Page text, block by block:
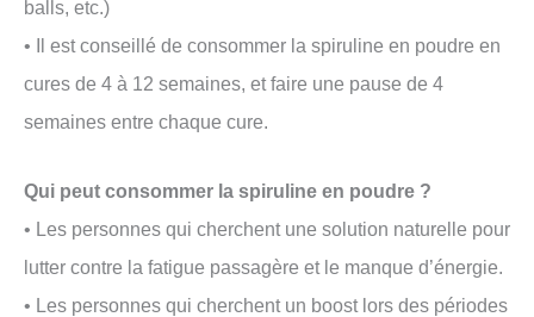
balls, etc.)
• Il est conseillé de consommer la spiruline en poudre en
cures de 4 à 12 semaines, et faire une pause de 4
semaines entre chaque cure.
Qui peut consommer la spiruline en poudre ?
• Les personnes qui cherchent une solution naturelle pour
lutter contre la fatigue passagère et le manque d’énergie.
• Les personnes qui cherchent un boost lors des périodes